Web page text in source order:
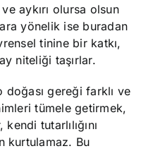
aykırı olursa olsun
yönelik ise buradan
tinine bir katkı,
niteliği taşırlar.
gereği farklı ve
tümele getirmek,
tutarlılığını
kurtulamaz. Bu